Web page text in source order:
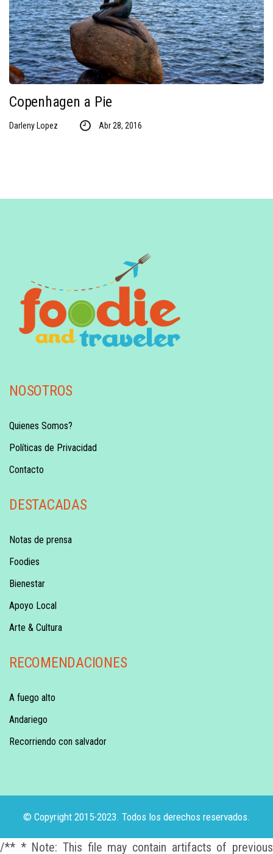
Copenhagen a Pie
Darleny Lopez Abr 28, 2016
NOSOTROS
Quienes Somos?
Políticas de Privacidad
Contacto
DESTACADAS
Notas de prensa
Foodies
Bienestar
Apoyo Local
Arte & Cultura
RECOMENDACIONES
A fuego alto
Andariego
Recorriendo con salvador
© Copyright 2015-2023. Todos los derechos reservados.
/** * Note: This file may contain artifacts of previous